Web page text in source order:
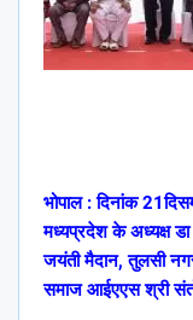
भोपाल : दिनांक
मध्यप्रदेश के अध्यक्ष
जयंती मैदान, तुलसी
समाज आईएएस श्री